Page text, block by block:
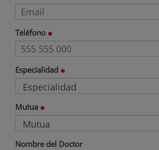
Teléfono
Especialidad
Mutua
Nombre del Doctor